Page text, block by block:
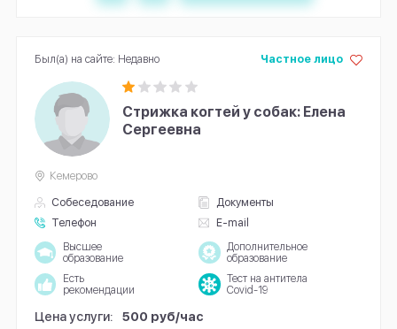
Стрижка когтей у собак: Елена
Сергеевна
Собеседование
Документы
Телефон
E-mail
Частное лицо
Кемерово
Высшее
образование
Дополнительное
образование
Есть
рекомендации
Тест на антитела
Covid-19
Цена услуги:
500 руб/час
Был(а) на сайте: Недавно